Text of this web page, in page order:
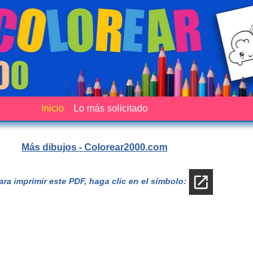
Inicio Lo más solicitado
Más dibujos - Colorear2000.com
imprimir este PDF, haga clic en el símbolo: